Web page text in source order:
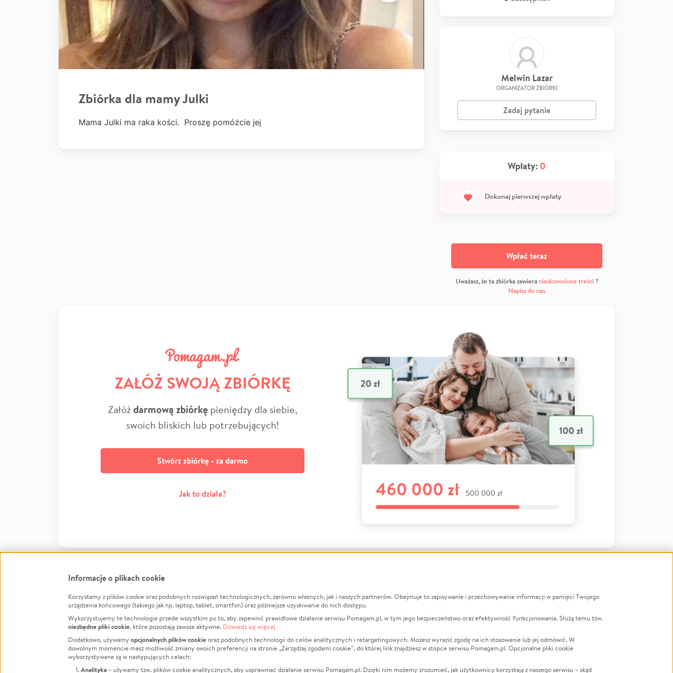
Zbiórka dla mamy Julki
Mama Julki ma raka kości. Proszę pomóżcie jej
Melwin Lazar
ORGANIZATOR ZBIÓRKI
Zadaj pytanie
Wpłaty: 0
Dokonaj pierwszej wpłaty
Wpłać teraz
Uważasz, że ta zbiórka zawiera niedozwolone treści?
Napisz do nas
ZAŁÓŻ SWOJĄ ZBIÓRKĘ
Załóżdarmową zbiórkępieniędzy dla siebie,
swoich bliskich lub potrzebujących!
Stwórz zbiórkę - za darmo
Jak to działa?
FacebookTwitter Instagram
LinkedInTikTok Youtube
Informacje
Jak to działa?
Regulamin
Polityka Prywatności
O nas
Opinie
Raporty
Za darmo
Zbieraj na
Leczenie
Zwierzęta
Pożar
LGBTQ+
Powódź
Wichura
Informacje o plikach cookie
Korzystamy z plików cookie oraz podobnych rozwiązań technologicznych, zarówno własnych, jak i naszych partnerów. Obejmuje to zapisywanie i przechowywanie informacji w pamięci Twojego
urządzenia końcowego (takiego jak np. laptop, tablet, smartfon) oraz późniejsze uzyskiwanie do nich dostępu.
Wykorzystujemy te technologie przede wszystkim po to, aby zapewnić prawidłowe działanie serwisu Pomagam.pl, w tym jego bezpieczeństwo oraz efektywność funkcjonowania. Służą temu tzw.
niezbędne pliki cookie, które pozostają zawsze aktywne. Dowiedz się więcej
Dodatkowo, używamy opcjonalnych plików cookieoraz podobnych technologii do celów analitycznych i retargetingowych. Możesz wyrazić zgodę na ich stosowanie lub jej odmówić. W
dowolnym momencie masz możliwość zmiany swoich preferencji na stronie „Zarządzaj zgodami cookie”, do której link znajdziesz w stopce serwisu Pomagam.pl. Opcjonalne pliki cookie
wykorzystywane są w następujących celach:
Analityka – używamy tzw. plików cookie analitycznych, aby usprawniać działanie serwisu Pomagam.pl. Dzięki nim możemy zrozumieć, jak użytkownicy korzystają z naszego serwisu – skąd